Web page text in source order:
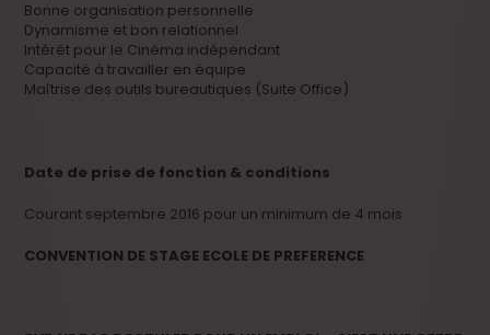
Bonne organisation personnelle
Dynamisme et bon relationnel
Intérêt pour le Cinéma indépendant
Capacité à travailler en équipe
Maîtrise des outils bureautiques (Suite Office)
Date de prise de fonction & conditions
Courant septembre 2016 pour un minimum de 4 mois
CONVENTION DE STAGE ECOLE DE PREFERENCE